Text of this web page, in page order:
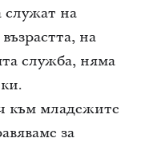
на
на
служба, няма
към младежите
за